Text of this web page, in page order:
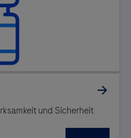
und Sicherheit